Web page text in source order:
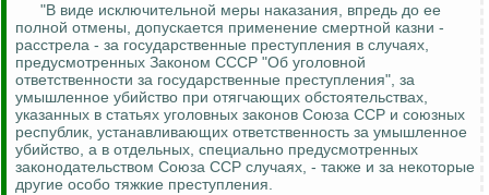
"В виде исключительной меры наказания, впредь до ее
полной отмены, допускается применение смертной казни -
расстрела - за государственные преступления в случаях,
предусмотренных Законом СССР "Об уголовной
ответственности за государственные преступления", за
умышленное убийство при отягчающих обстоятельствах,
указанных в статьях уголовных законов Союза ССР и союзных
республик, устанавливающих ответственность за умышленное
убийство, а в отдельных, специально предусмотренных
законодательством Союза ССР случаях, - также и за некоторые
другие особо тяжкие преступления.